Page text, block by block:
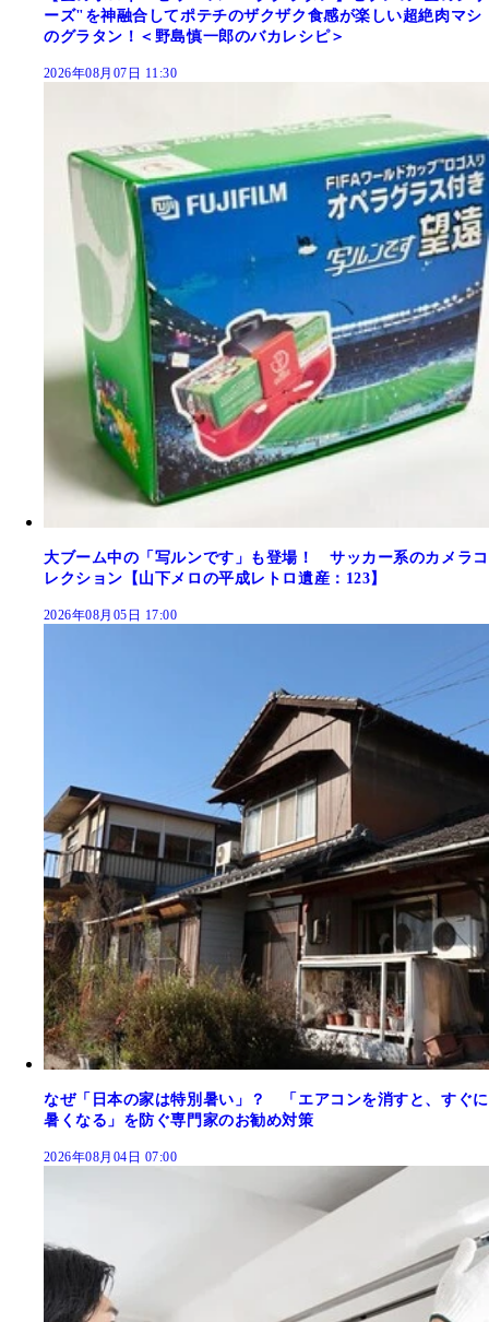
ーズ"を神融合してポテチのザクザク食感が楽しい超絶肉マシ
のグラタン！＜野島慎一郎のバカレシピ＞
2026年08月07日 11:30
大ブーム中の「写ルンです」も登場！ サッカー系のカメラコ
レクション【山下メロの平成レトロ遺産：123】
2026年08月05日 17:00
なぜ「日本の家は特別暑い」？ 「エアコンを消すと、すぐに
暑くなる」を防ぐ専門家のお勧め対策
2026年08月04日 07:00